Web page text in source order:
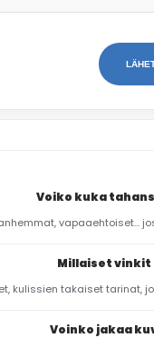
Voiko kuka
vapaaehtoiset…
Millaiset vinkit
kulissien takaiset tarinat,
Voinko jakaa